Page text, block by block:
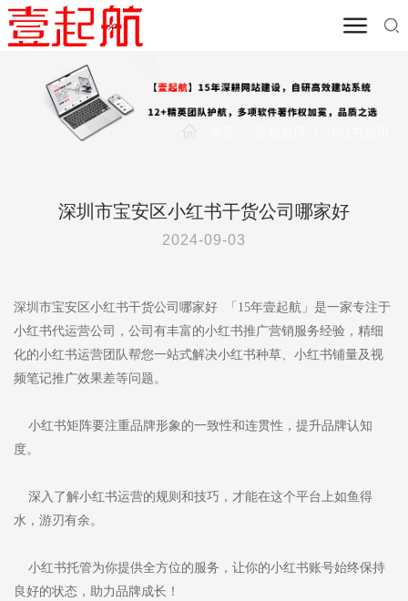
深圳市宝安区小红书干货公司哪家好
2024-09-03
深圳市宝安区小红书干货公司哪家好 「15年壹起航」是一家专注于
小红书代运营公司，公司有丰富的小红书推广营销服务经验，精细
化的小红书运营团队帮您一站式解决小红书种草、小红书铺量及视
频笔记推广效果差等问题。
小红书矩阵要注重品牌形象的一致性和连贯性，提升品牌认知
度。
深入了解小红书运营的规则和技巧，才能在这个平台上如鱼得
水，游刃有余。
小红书托管为你提供全方位的服务，让你的小红书账号始终保持
良好的状态，助力品牌成长！